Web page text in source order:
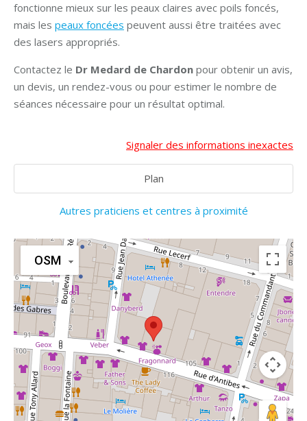
fonctionne mieux sur les peaux claires avec poils foncés,
mais les peaux foncées peuvent aussi être traitées avec
des lasers appropriés.
Contactez le Dr Medard de Chardon pour obtenir un avis,
un devis, un rendez-vous ou pour estimer le nombre de
séances nécessaire pour un résultat optimal.
Signaler des informations inexactes
Plan
Autres praticiens et centres à proximité
OSM